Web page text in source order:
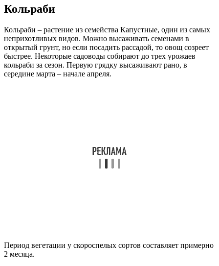
Кольраби
Кольраби – растение из семейства Капустные, один из самых
неприхотливых видов. Можно высаживать семенами в
открытый грунт, но если посадить рассадой, то овощ созреет
быстрее. Некоторые садоводы собирают до трех урожаев
кольраби за сезон. Первую грядку высаживают рано, в
середине марта – начале апреля.
Период вегетации у скороспелых сортов составляет примерно
2 месяца.